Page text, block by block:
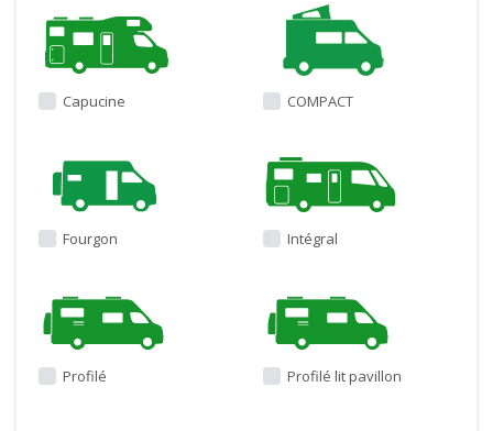
Capucine COMPACT
Fourgon Intégral
Profilé Profilé lit pavillon